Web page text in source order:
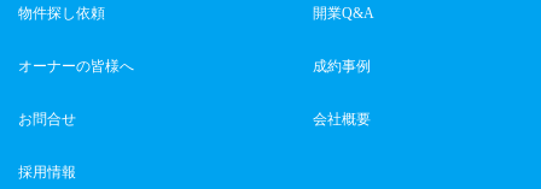
物件探し依頼 開業Q&A
オーナーの皆様へ 成約事例
お問合せ 会社概要
採用情報